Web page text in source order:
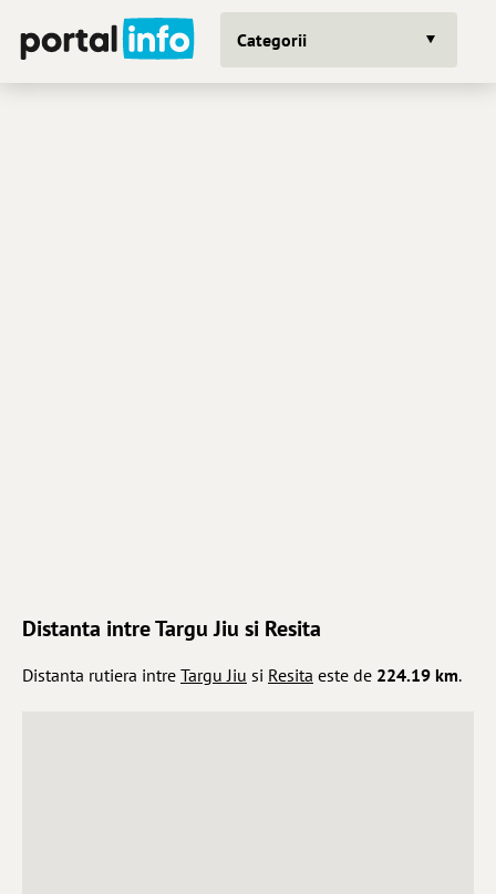
Categorii
Distanta intre Targu Jiu si Resita
Distanta rutiera intre Targu Jiu si Resita este de 224.19 km.